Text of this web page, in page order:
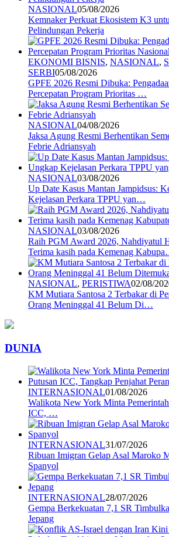
NASIONAL05/08/2026
Kemnaker Perkuat Ekosistem K3
Pelindungan Pekerja
EKONOMI BISNIS, NASIONAL,
SERBI05/08/2026
GPFE 2026 Resmi Dibuka:
Percepatan Program Prioritas …
NASIONAL04/08/2026
Jaksa Agung Resmi Berhentikan
Febrie Adriansyah
NASIONAL03/08/2026
Up Date Kasus Mantan Jampidsus:
Kejelasan Perkara TPPU yan…
NASIONAL03/08/2026
Raih PGM Award 2026, Nahdiyatul
Terima kasih pada Kemenag
NASIONAL, PERISTIWA02/08/
KM Mutiara Santosa 2 Terbakar di
Orang Meninggal 41 Belum Di…
DUNIA
INTERNASIONAL01/08/2026
Walikota New York Minta
ICC, …
INTERNASIONAL31/07/2026
Ribuan Imigran Gelap Asal Maroko
Spanyol
INTERNASIONAL28/07/2026
Gempa Berkekuatan 7,1 SR
Jepang